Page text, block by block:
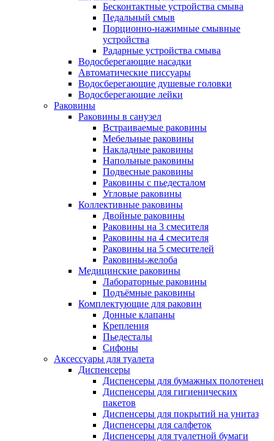
Бесконтактные устройства смыва
Педальный смыв
Порционно-нажимные смывные
устройства
Радарные устройства смыва
Водосберегающие насадки
Автоматические писсуары
Водосберегающие душевые головки
Водосберегающие лейки
Раковины
Раковины в санузел
Встраиваемые раковины
Мебельные раковины
Накладные раковины
Напольные раковины
Подвесные раковины
Раковины с пьедесталом
Угловые раковины
Коллективные раковины
Двойные раковины
Раковины на 3 смесителя
Раковины на 4 смесителя
Раковины на 5 смесителей
Раковины-желоба
Медицинские раковины
Лабораторные раковины
Подъёмные раковины
Комплектующие для раковин
Донные клапаны
Крепления
Пьедесталы
Сифоны
Аксессуары для туалета
Диспенсеры
Диспенсеры для бумажных полотенец
Диспенсеры для гигиенических
пакетов
Диспенсеры для покрытий на унитаз
Диспенсеры для салфеток
Диспенсеры для туалетной бумаги